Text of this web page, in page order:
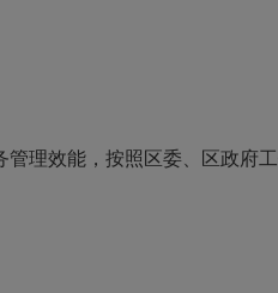
理效能，按照区委、区政府